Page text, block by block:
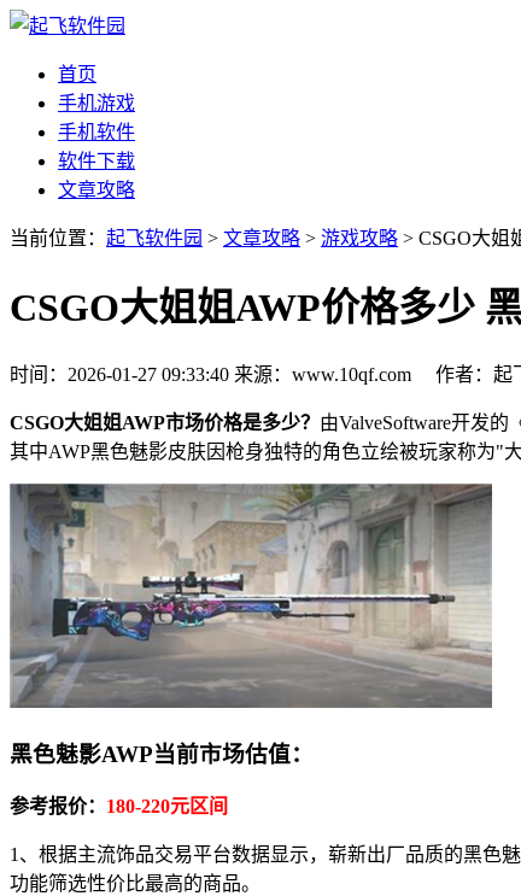
首页
手机游戏
手机软件
软件下载
文章攻略
当前位置： 起飞软件园 > 文章攻略 > 游戏攻略 > CSGO大姐
CSGO大姐姐AWP价格多少
时间：2026-01-27 09:33:40 来源：www.10qf.com 作者：
CSGO大姐姐AWP市场价格是多少？ 由ValveSoftware开发
其中AWP黑色魅影皮肤因枪身独特的角色立绘被玩家称为"
黑色魅影AWP当前市场估值：
参考报价： 180-220元区间
1、根据主流饰品交易平台数据显示，崭新出厂品质的黑色
功能筛选性价比最高的商品。